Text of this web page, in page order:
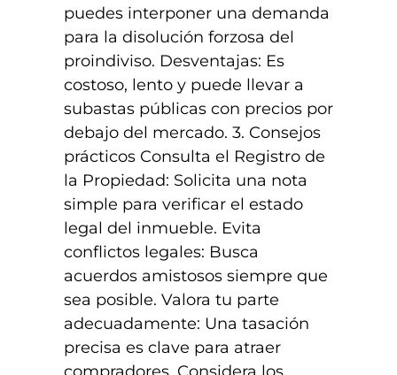
puedes interponer una demanda
para la disolución forzosa del
proindiviso. Desventajas: Es
costoso, lento y puede llevar a
subastas públicas con precios por
debajo del mercado. 3. Consejos
prácticos Consulta el Registro de
la Propiedad: Solicita una nota
simple para verificar el estado
legal del inmueble. Evita
conflictos legales: Busca
acuerdos amistosos siempre que
sea posible. Valora tu parte
adecuadamente: Una tasación
precisa es clave para atraer